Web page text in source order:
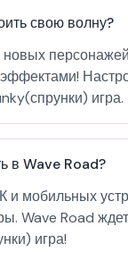
свою волну?
игра.
в Wave Road?
и мобильных
Wave Road
игра!